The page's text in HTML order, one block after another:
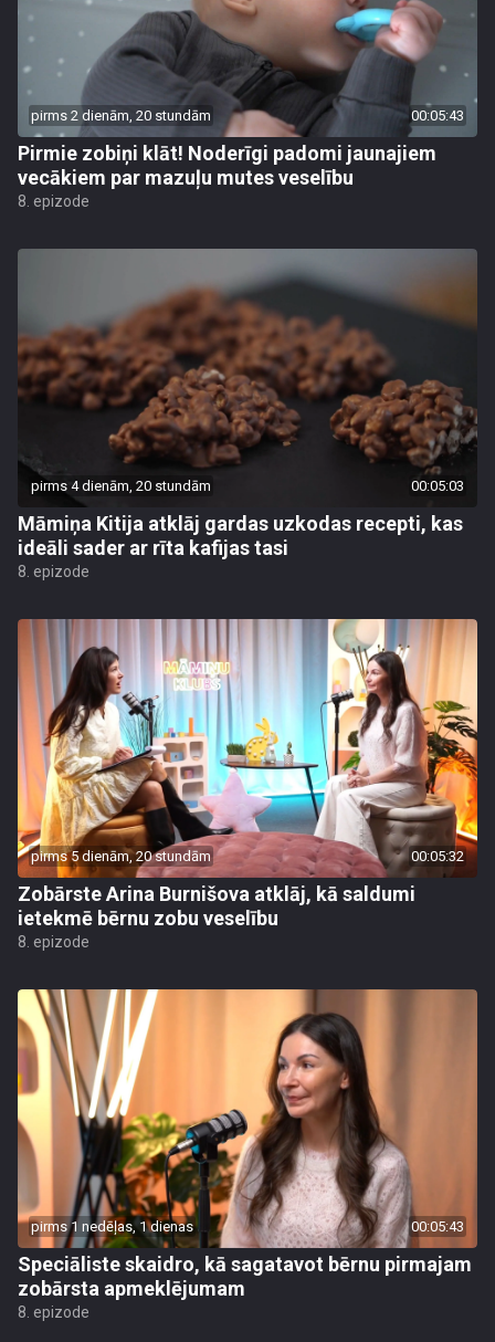
pirms 2 dienām, 20 stundām 00:05:43
Pirmie zobiņi klāt! Noderīgi padomi jaunajiem
vecākiem par mazuļu mutes veselību
8. epizode
pirms 4 dienām, 20 stundām 00:05:03
Māmiņa Kitija atklāj gardas uzkodas recepti, kas
ideāli sader ar rīta kafijas tasi
8. epizode
pirms 5 dienām, 20 stundām 00:05:32
Zobārste Arina Burnišova atklāj, kā saldumi
ietekmē bērnu zobu veselību
8. epizode
pirms 1 nedēļas, 1 dienas 00:05:43
Speciāliste skaidro, kā sagatavot bērnu pirmajam
zobārsta apmeklējumam
8. epizode